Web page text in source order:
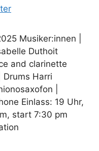
Musiker:innen |
Duthoit
and clarinette
Drums Harri
|
Einlass: 19 Uhr,
start 7:30 pm